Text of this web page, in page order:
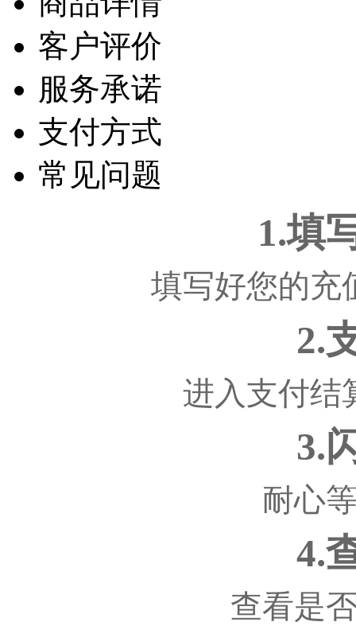
客户评价
服务承诺
支付方式
常见问题
1.填
填写好您的充
2.
进入支付结
3.
耐心
4.
查看是